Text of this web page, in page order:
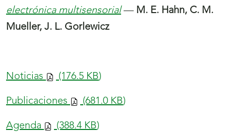
electrónica multisensorial — M. E. Hahn, C. M.
Mueller, J. L. Gorlewicz
Noticias (176.5 KB)
Publicaciones (681.0 KB)
Agenda (388.4 KB)